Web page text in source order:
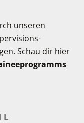
unseren
Schau dir hier